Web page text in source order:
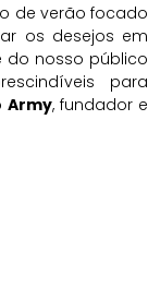
de verão focado
os desejos em
do nosso público
para
Army, fundador e